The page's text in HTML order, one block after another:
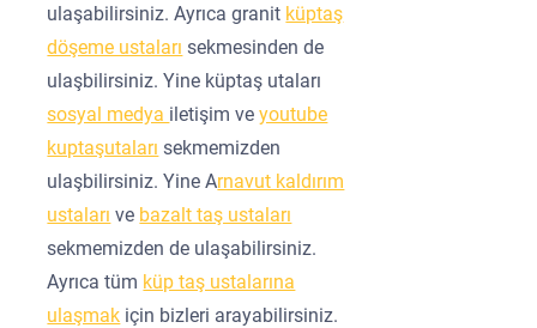
ulaşabilirsiniz. Ayrıca granit küptaş
döşeme ustaları sekmesinden de
ulaşbilirsiniz. Yine küptaş utaları
sosyal medya iletişim veyoutube
kuptaşutaları sekmemizden
ulaşbilirsiniz. Yine Arnavut kaldırım
ustaları ve bazalt taş ustaları
sekmemizden de ulaşabilirsiniz.
Ayrıca tüm küp taş ustalarına
ulaşmak için bizleri arayabilirsiniz.